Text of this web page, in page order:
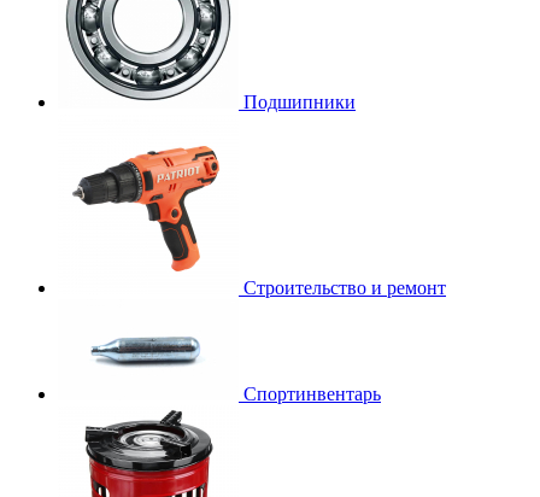
Подшипники
Строительство и ремонт
Спортинвентарь